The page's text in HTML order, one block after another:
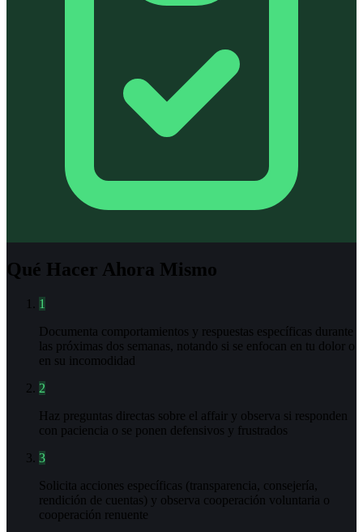
Qué Hacer Ahora Mismo
1
Documenta comportamientos y respuestas específicas durante
las próximas dos semanas, notando si se enfocan en tu dolor o
en su incomodidad
2
Haz preguntas directas sobre el affair y observa si responden
con paciencia o se ponen defensivos y frustrados
3
Solicita acciones específicas (transparencia, consejería,
rendición de cuentas) y observa cooperación voluntaria o
cooperación renuente